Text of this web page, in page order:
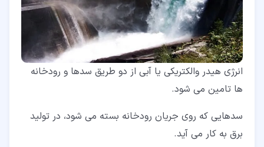
انرژی هیدر والکتریکی یا آبی از دو طریق سدها و رودخانه
ها تامین می شود.
سدهایی که روی جریان رودخانه بسته می شود، در تولید
برق به کار می آید.